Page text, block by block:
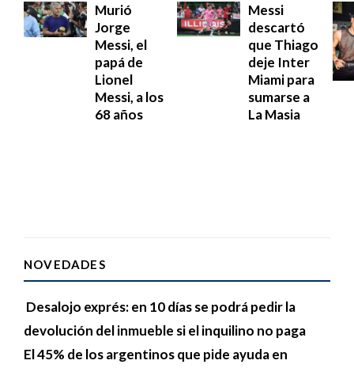
Murió
Jorge
Messi, el
papá de
Lionel
Messi, a los
68 años
Messi
descartó
que Thiago
deje Inter
Miami para
sumarse a
La Masia
NOVEDADES
Desalojo exprés: en 10 días se podrá pedir la
devolución del inmueble si el inquilino no paga
El 45% de los argentinos que pide ayuda en